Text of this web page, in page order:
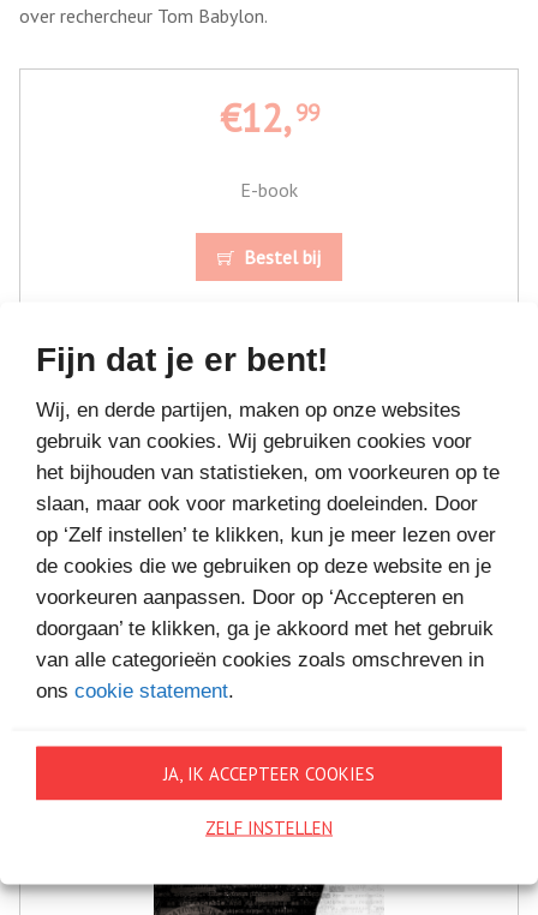
Fijn dat je er bent!
Wij, en derde partijen, maken op onze websites
gebruik van cookies. Wij gebruiken cookies voor
het bijhouden van statistieken, om voorkeuren op te
slaan, maar ook voor marketing doeleinden. Door
op ‘Zelf instellen’ te klikken, kun je meer lezen over
de cookies die we gebruiken op deze website en je
voorkeuren aanpassen. Door op ‘Accepteren en
doorgaan’ te klikken, ga je akkoord met het gebruik
van alle categorieën cookies zoals omschreven in
ons cookie statement.
JA, IK ACCEPTEER COOKIES
ZELF INSTELLEN
over rechercheur Tom Babylon.
€12,99
E-book
Bestel bij
MEER BOEKEN VAN
VAKANTIELEZEN